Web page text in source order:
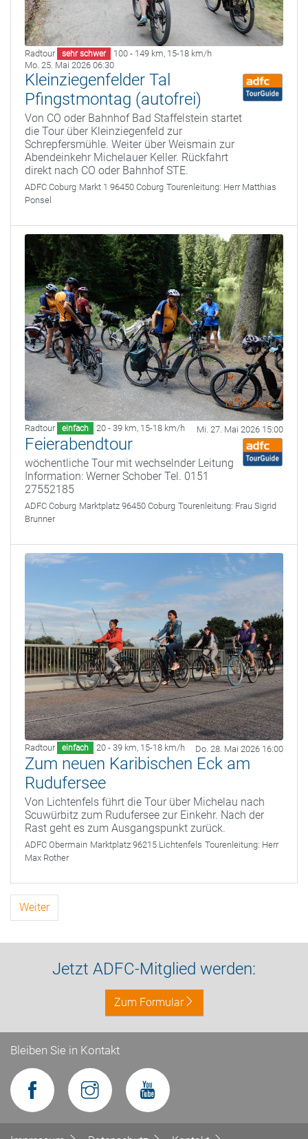
Radtour sehr schwer 100 - 149 km, 15-18 km/h
Mo. 25. Mai 2026 06:30
Kleinziegenfelder Tal
Pfingstmontag (autofrei)
Von CO oder Bahnhof Bad Staffelstein startet
die Tour über Kleinziegenfeld zur
Schrepfersmühle. Weiter über Weismain zur
Abendeinkehr Michelauer Keller. Rückfahrt
direkt nach CO oder Bahnhof STE.
ADFC Coburg Markt 1 96450 Coburg Tourenleitung: Herr Matthias
Ponsel
Radtour einfach 20 - 39 km, 15-18 km/h Mi. 27. Mai 2026 15:00
Feierabendtour
wöchentliche Tour mit wechselnder Leitung
Information: Werner Schober Tel. 0151
27552185
ADFC Coburg Marktplatz 96450 Coburg Tourenleitung: Frau Sigrid
Brunner
Radtour einfach 20 - 39 km, 15-18 km/h Do. 28. Mai 2026 16:00
Zum neuen Karibischen Eck am
Rudufersee
Von Lichtenfels führt die Tour über Michelau nach
Scuwürbitz zum Rudufersee zur Einkehr. Nach der
Rast geht es zum Ausgangspunkt zurück.
ADFC Obermain Marktplatz 96215 Lichtenfels Tourenleitung: Herr
Max Rother
Weiter
Jetzt ADFC-Mitglied werden:
Zum Formular
Bleiben Sie in Kontakt